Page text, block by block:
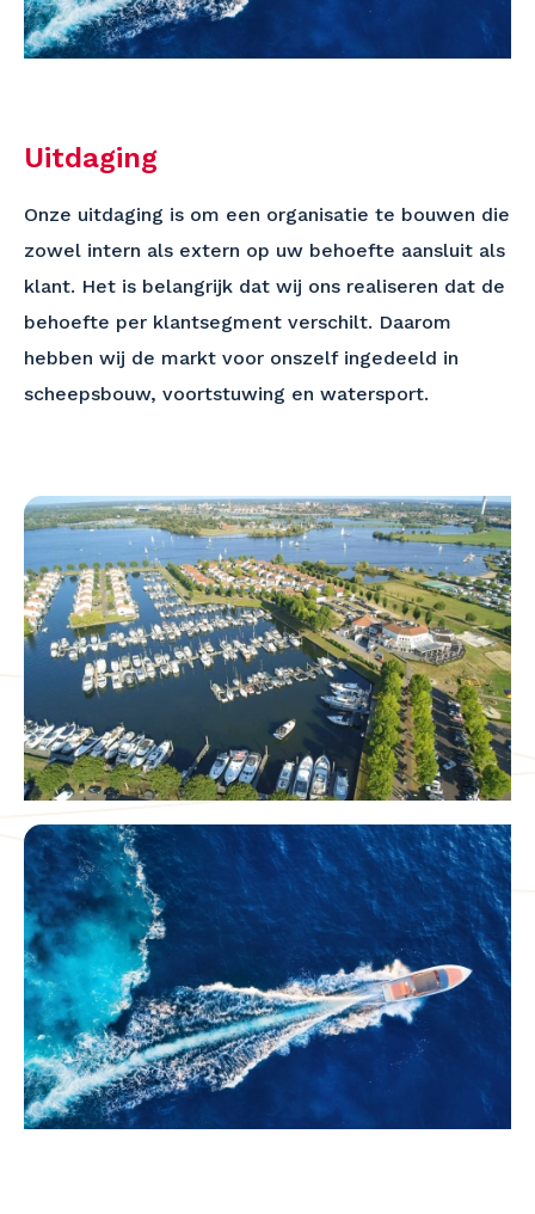
Uitdaging
Onze uitdaging is om een organisatie te bouwen die
zowel intern als extern op uw behoefte aansluit als
klant. Het is belangrijk dat wij ons realiseren dat de
behoefte per klantsegment verschilt. Daarom
hebben wij de markt voor onszelf ingedeeld in
scheepsbouw, voortstuwing en watersport.